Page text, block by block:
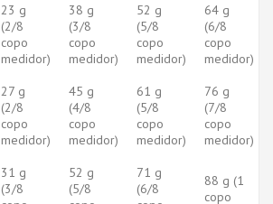
23 g
(2/8
copo
medidor)
38 g
(3/8
copo
medidor)
52 g
(5/8
copo
medidor)
64 g
(6/8
copo
medidor)
27 g
(2/8
copo
medidor)
45 g
(4/8
copo
medidor)
61 g
(5/8
copo
medidor)
76 g
(7/8
copo
medidor)
31 g
(3/8
52 g
(5/8
71 g
(6/8
88 g (1
copo